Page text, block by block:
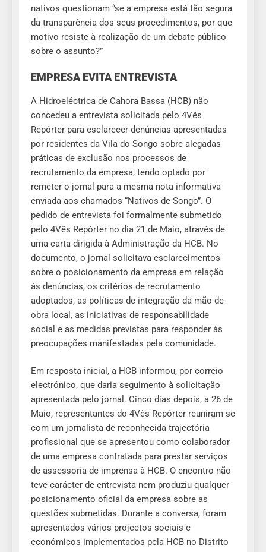
nativos questionam “se a empresa está tão segura
da transparência dos seus procedimentos, por que
motivo resiste à realização de um debate público
sobre o assunto?”
EMPRESA EVITA ENTREVISTA
A Hidroeléctrica de Cahora Bassa (HCB) não
concedeu a entrevista solicitada pelo 4Vês
Repórter para esclarecer denúncias apresentadas
por residentes da Vila do Songo sobre alegadas
práticas de exclusão nos processos de
recrutamento da empresa, tendo optado por
remeter o jornal para a mesma nota informativa
enviada aos chamados “Nativos de Songo”. O
pedido de entrevista foi formalmente submetido
pelo 4Vês Repórter no dia 21 de Maio, através de
uma carta dirigida à Administração da HCB. No
documento, o jornal solicitava esclarecimentos
sobre o posicionamento da empresa em relação
às denúncias, os critérios de recrutamento
adoptados, as políticas de integração da mão-de-
obra local, as iniciativas de responsabilidade
social e as medidas previstas para responder às
preocupações manifestadas pela comunidade.
Em resposta inicial, a HCB informou, por correio
electrónico, que daria seguimento à solicitação
apresentada pelo jornal. Cinco dias depois, a 26 de
Maio, representantes do 4Vês Repórter reuniram-se
com um jornalista de reconhecida trajectória
profissional que se apresentou como colaborador
de uma empresa contratada para prestar serviços
de assessoria de imprensa à HCB. O encontro não
teve carácter de entrevista nem produziu qualquer
posicionamento oficial da empresa sobre as
questões submetidas. Durante a conversa, foram
apresentados vários projectos sociais e
económicos implementados pela HCB no Distrito